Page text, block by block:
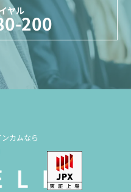
ヤル
200
カムなら